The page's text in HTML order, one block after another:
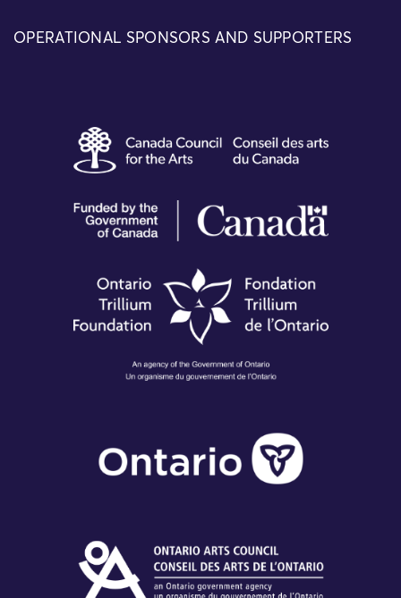
OPERATIONAL SPONSORS AND SUPPORTERS